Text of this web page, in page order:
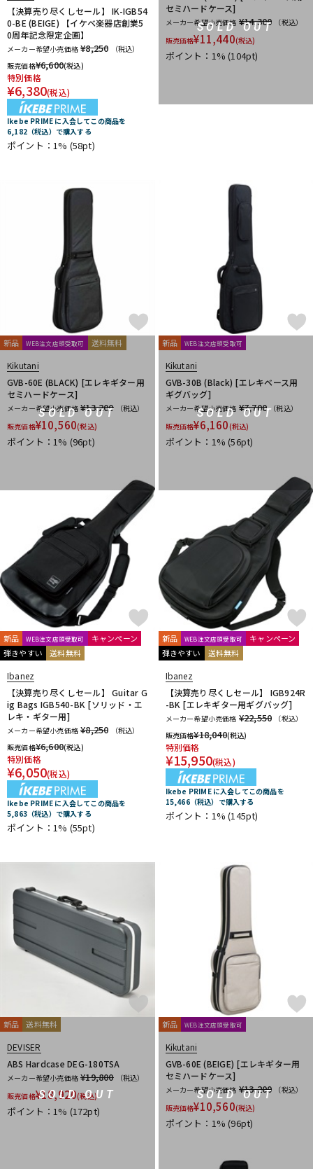
【決算売り尽くしセール】 IK-IGB54
0-BE (BEIGE) 【イケベ楽器店創業5
0周年記念限定企画】
メーカー希望小売価格 ¥8,250
（税込）
販売価格¥6,600(税込)
特別価格
¥6,380(税込)
Ikebe PRIME に入会してこの商品を
6,182（税込）で購入する
ポイント：1% (58pt)
SOLD OUT
セミハードケース]
メーカー希望小売価格 ¥14,300
（税込）
販売価格¥11,440(税込)
ポイント：1%(104pt)
SOLD OUT
新品 WEB注文店頭受取可 送料無料
Kikutani
GVB-60E (BLACK) [エレキギター用
セミハードケース]
メーカー希望小売価格 ¥13,200
（税込）
販売価格¥10,560(税込)
ポイント：1% (96pt)
SOLD OUT
新品 WEB注文店頭受取可
Kikutani
GVB-30B (Black) [エレキベース用
ギグバッグ]
メーカー希望小売価格 ¥7,700 （税込）
販売価格¥6,160(税込)
ポイント：1%(56pt)
新品 WEB注文店頭受取可
キャンペーン
弾きやすい
送料無料
Ibanez
【決算売り尽くしセール】 Guitar G
ig Bags IGB540-BK [ソリッド・エ
レキ・ギター用]
メーカー希望小売価格 ¥8,250
（税込）
販売価格¥6,600(税込)
特別価格
¥6,050(税込)
Ikebe PRIME に入会してこの商品を
5,863（税込）で購入する
ポイント：1% (55pt)
新品 WEB注文店頭受取可
キャンペーン
弾きやすい
送料無料
Ibanez
【決算売り尽くしセール】 IGB924R
-BK [エレキギター用ギグバッグ]
メーカー希望小売価格 ¥22,550
（税込）
販売価格¥18,040(税込)
特別価格
¥15,950(税込)
Ikebe PRIME に入会してこの商品を
15,466（税込）で購入する
ポイント：1%(145pt)
SOLD OUT
新品 送料無料
DEVISER
ABS Hardcase DEG-180TSA
メーカー希望小売価格 ¥19,800
（税込）
販売価格¥18,920(税込)
ポイント：1% (172pt)
SOLD OUT
新品 WEB注文店頭受取可
Kikutani
GVB-60E (BEIGE) [エレキギター用
セミハードケース]
メーカー希望小売価格 ¥13,200
（税込）
販売価格¥10,560(税込)
ポイント：1%(96pt)